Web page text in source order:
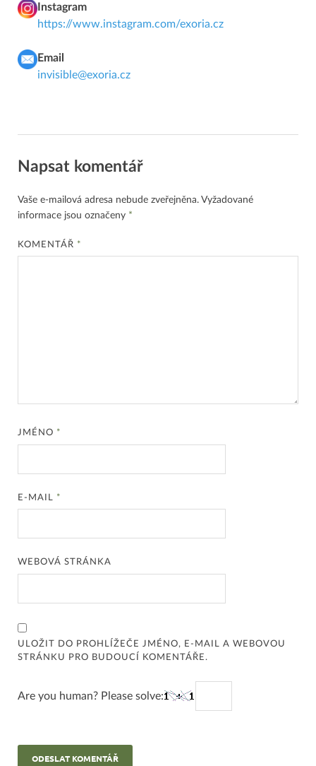
Instagram
https://www.instagram.com/exoria.cz
Email
invisible@exoria.cz
Napsat komentář
Vaše e-mailová adresa nebude zveřejněna. Vyžadované
informace jsou označeny *
KOMENTÁŘ *
JMÉNO *
E-MAIL *
WEBOVÁ STRÁNKA
ULOŽIT DO PROHLÍŽEČE JMÉNO, E-MAIL A WEBOVOU
STRÁNKU PRO BUDOUCÍ KOMENTÁŘE.
Are you human? Please solve: